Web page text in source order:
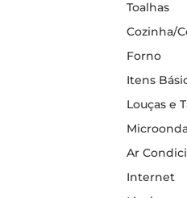
Toalhas
Cozinha/
Forno
Itens
Louças e
Ar
Internet